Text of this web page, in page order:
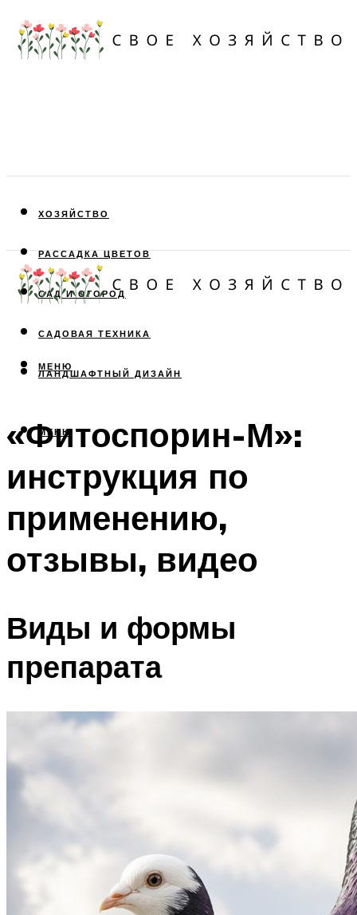
ХОЗЯЙСТВО
РАССАДКА ЦВЕТОВ
САД И ОГОРОД
САДОВАЯ ТЕХНИКА
ЛАНДШАФТНЫЙ ДИЗАЙН
МЕНЮ
МЕНЮ
«Фитоспорин-М»:
инструкция по
применению,
отзывы, видео
Виды и формы
препарата